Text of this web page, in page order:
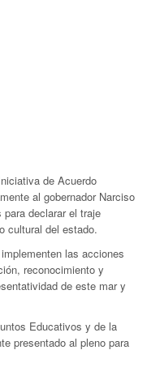
de Acuerdo
al gobernador Narciso
declarar el traje
cultural del estado.
las acciones
reconocimiento y
de este mar y
Educativos y de la
presentado al pleno para